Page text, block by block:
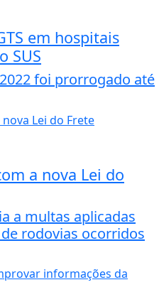
em hospitais
SUS
foi prorrogado até
a nova Lei do
a multas aplicadas
rodovias ocorridos